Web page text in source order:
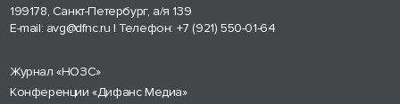
199178, Санкт-Петербург, а/я 139
E-mail: avg@dfnc.ru | Телефон: +7 (921) 550-01-64
Журнал «НОЗС»
Конференции «Дифанс Медиа»